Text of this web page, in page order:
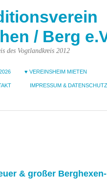
♥ VEREINSHEIM MIETEN
IMPRESSUM & DATENSCHUTZ
/ Berg
des Vogtlandkreis 2012
& großer Berghexen-